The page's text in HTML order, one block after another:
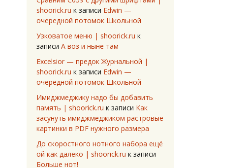
shoorick.ru к записи Edwin —
очередной потомок Школьной
Узковатое меню | shoorick.ru к
записи А воз и ныне там
Excelsior — предок Журнальной |
shoorick.ru к записи Edwin —
очередной потомок Школьной
Имиджмеджику надо бы добавить
память | shoorick.ru к записи Как
засунуть имиджмеджиком растровые
картинки в PDF нужного размера
До скоростного нотного набора ещё
ой как далеко | shoorick.ru к записи
Больше нот!